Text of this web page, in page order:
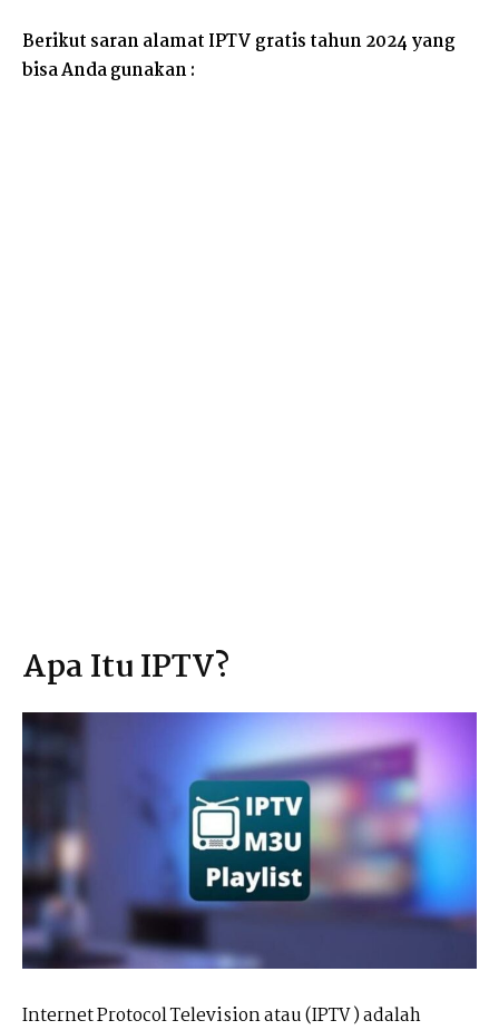
Berikut saran alamat IPTV gratis tahun 2024 yang
bisa Anda gunakan :
Apa Itu IPTV?
Internet Protocol Television atau (IPTV ) adalah